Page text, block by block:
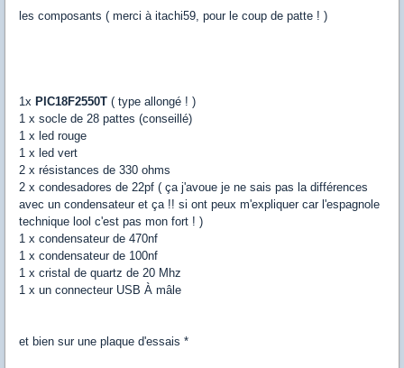
les composants ( merci à itachi59, pour le coup de patte ! )
1x PIC18F2550T ( type allongé ! )
1 x socle de 28 pattes (conseillé)
1 x led rouge
1 x led vert
2 x résistances de 330 ohms
2 x condesadores de 22pf ( ça j'avoue je ne sais pas la différences
avec un condensateur et ça !! si ont peux m'expliquer car l'espagnole
technique lool c'est pas mon fort ! )
1 x condensateur de 470nf
1 x condensateur de 100nf
1 x cristal de quartz de 20 Mhz
1 x un connecteur USB À mâle
et bien sur une plaque d'essais *